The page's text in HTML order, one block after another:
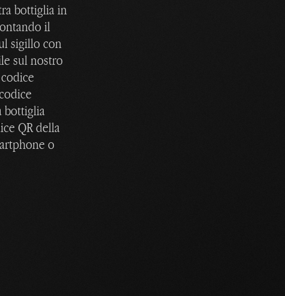
bottiglia in
il
sigillo con
sul nostro
bottiglia
QR della
o